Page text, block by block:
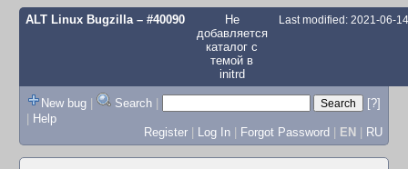
ALT Linux Bugzilla– #40090
Не
добавляется
каталог с
темой в
initrd
Last modified: 2021-06-
New bug | Search |
[?]
| Help
Register | Log In | Forgot Password | EN | RU